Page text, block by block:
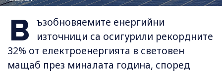
В
ъзобновяемите енергийни
източници са осигурили рекордните
32% от електроенергията в световен
мащаб през миналата година, според